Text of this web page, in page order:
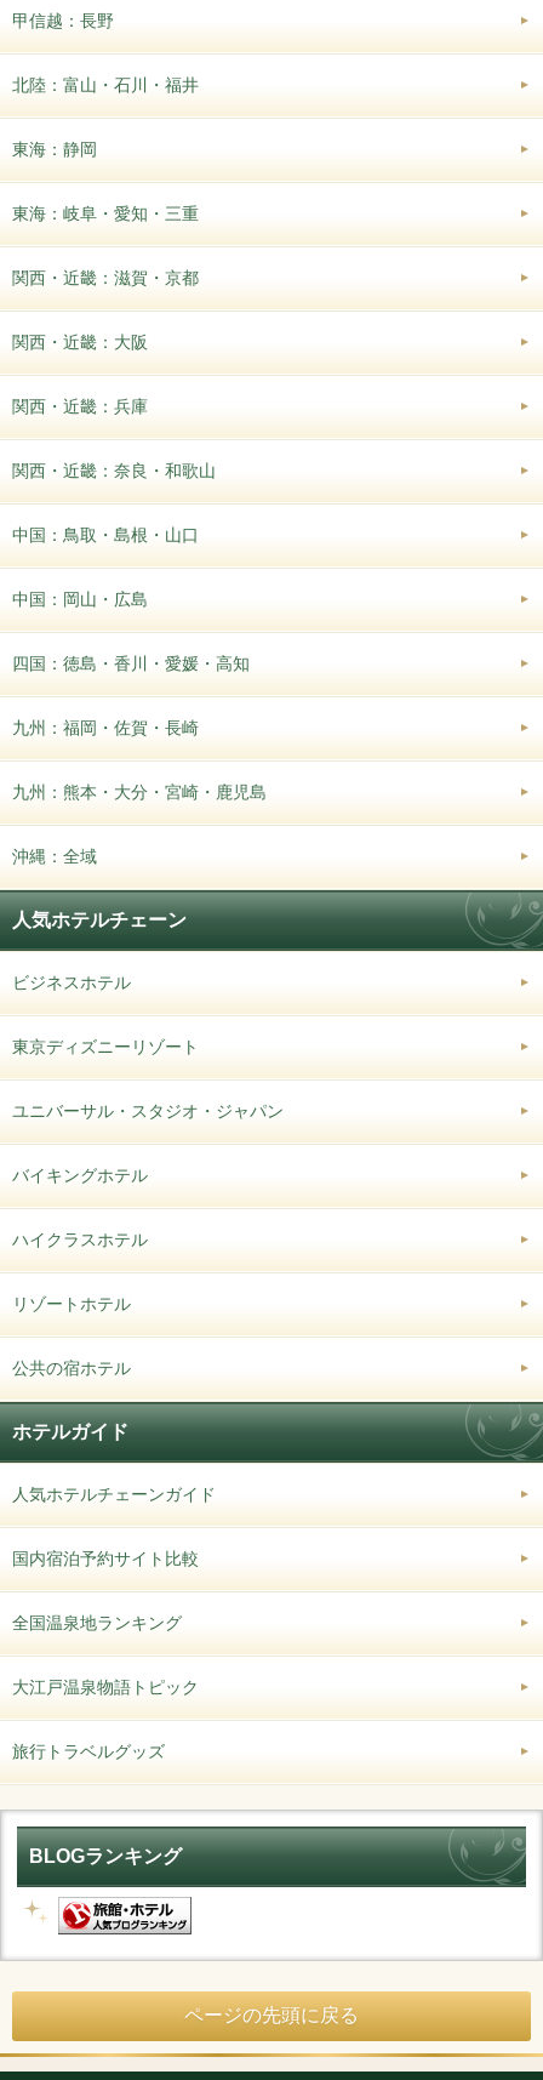
甲信越：長野
北陸：富山・石川・福井
東海：静岡
東海：岐阜・愛知・三重
関西・近畿：滋賀・京都
関西・近畿：大阪
関西・近畿：兵庫
関西・近畿：奈良・和歌山
中国：鳥取・島根・山口
中国：岡山・広島
四国：徳島・香川・愛媛・高知
九州：福岡・佐賀・長崎
九州：熊本・大分・宮崎・鹿児島
沖縄：全域
人気ホテルチェーン
ビジネスホテル
東京ディズニーリゾート
ユニバーサル・スタジオ・ジャパン
バイキングホテル
ハイクラスホテル
リゾートホテル
公共の宿ホテル
ホテルガイド
人気ホテルチェーンガイド
国内宿泊予約サイト比較
全国温泉地ランキング
大江戸温泉物語トピック
旅行トラベルグッズ
BLOGランキング
ページの先頭に戻る